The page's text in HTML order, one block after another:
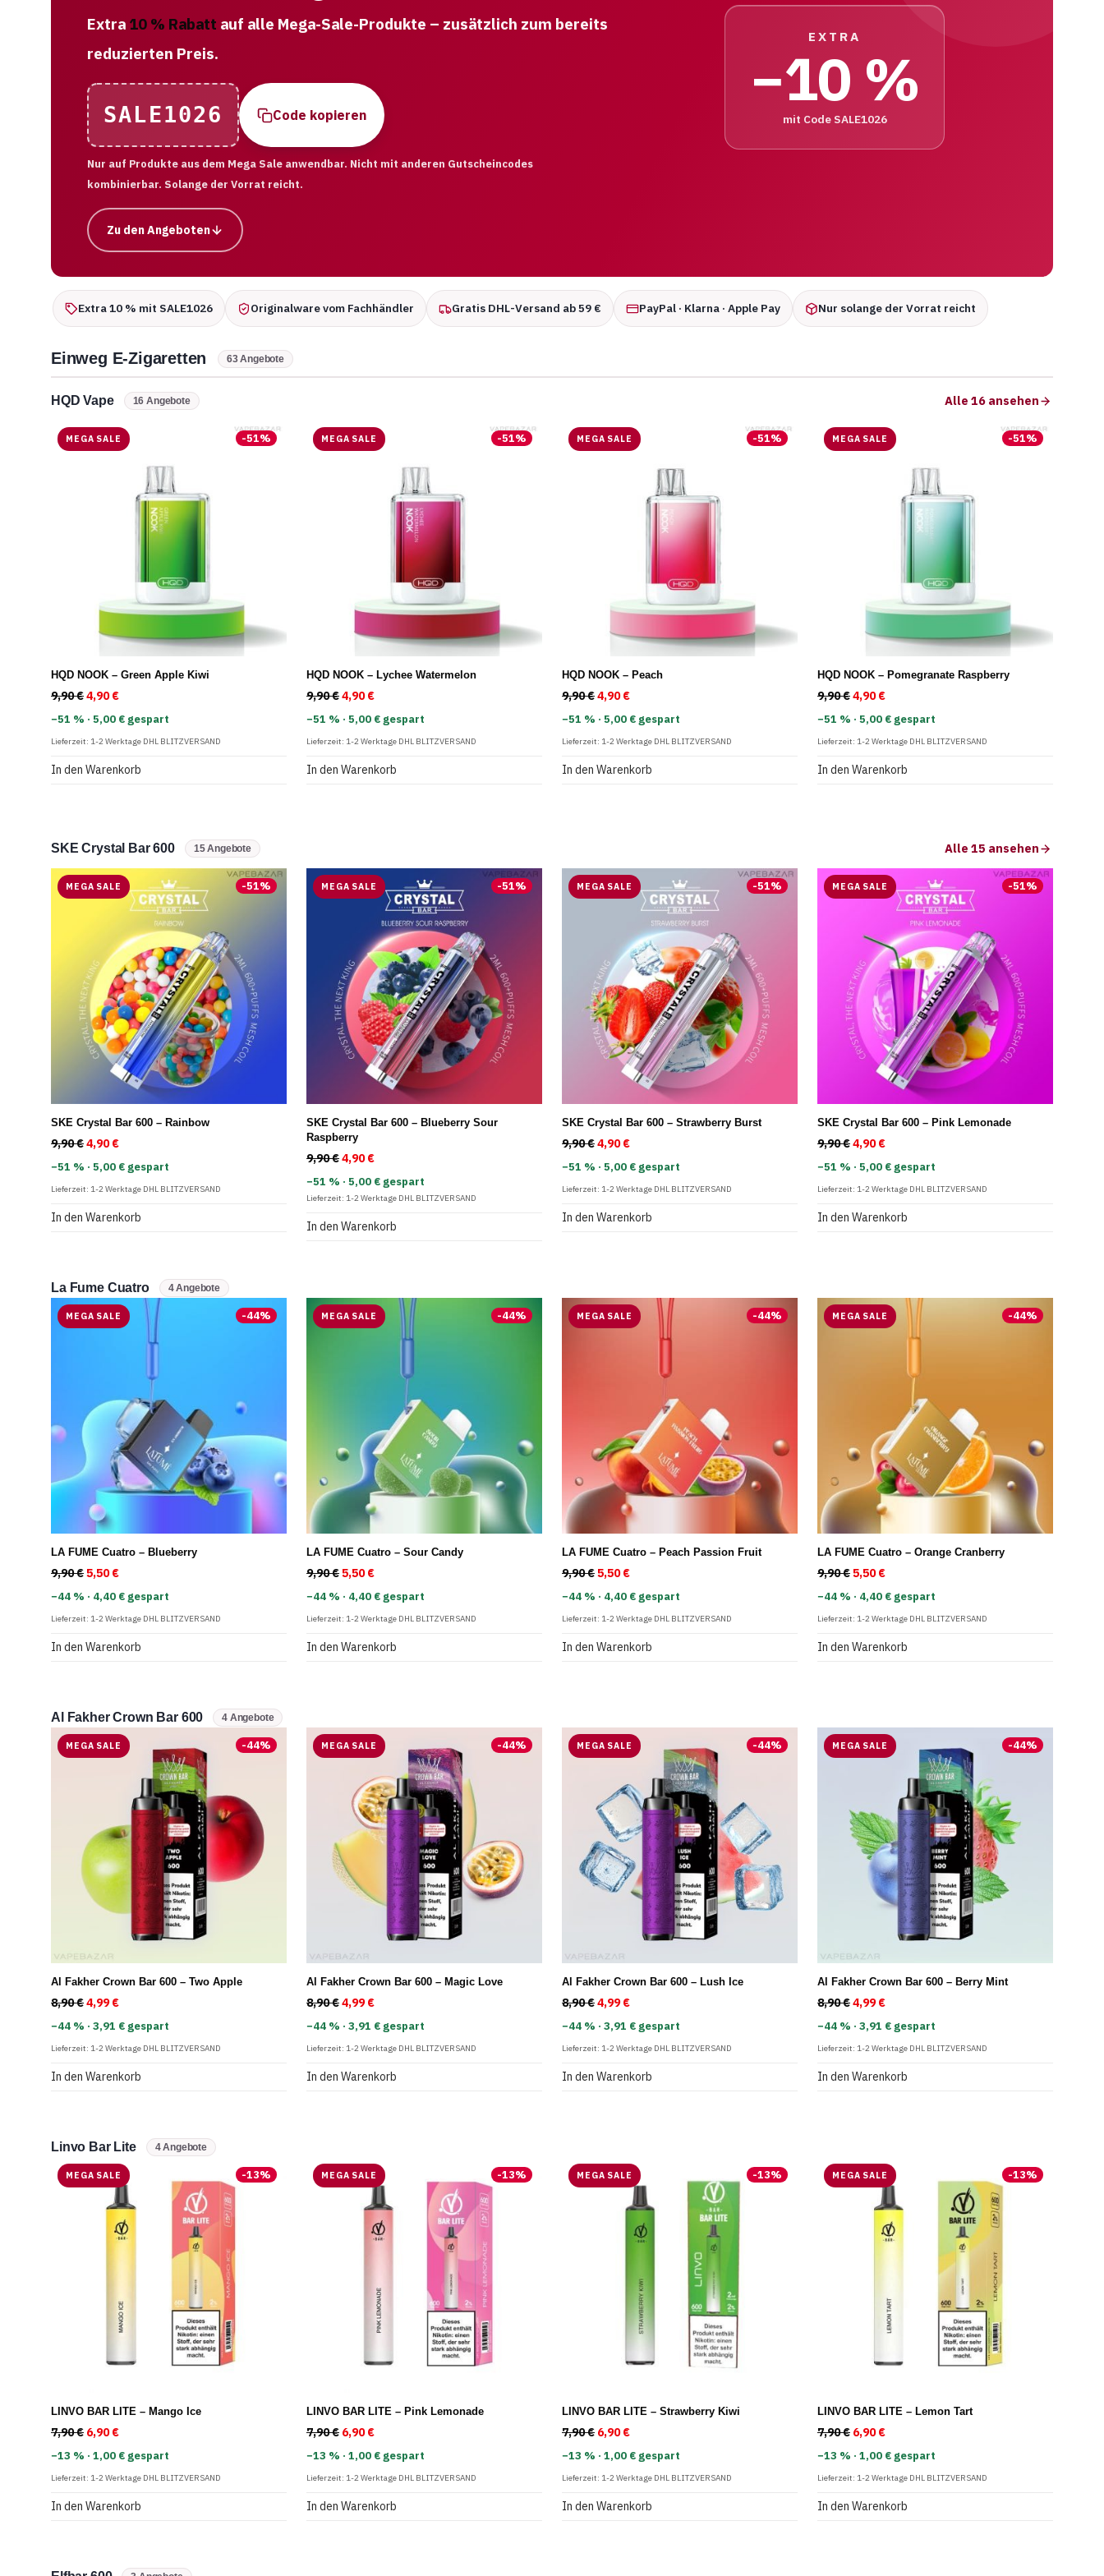
Extra 10 % Rabatt auf alle Mega-Sale-Produkte – zusätzlich zum bereits
reduzierten Preis.
SALE1026 Code kopieren
Nur auf Produkte aus dem Mega Sale anwendbar. Nicht mit anderen Gutscheincodes
kombinierbar. Solange der Vorrat reicht.
Zu den Angeboten
EXTRA
−10 %
mit Code SALE1026
Extra 10 % mit SALE1026 Originalware vom Fachhändler Gratis DHL-Versand ab 59 € PayPal · Klarna · Apple Pay Nur solange der Vorrat reicht
Einweg E-Zigaretten 63 Angebote
HQD Vape 16 Angebote Alle 16 ansehen
MEGA SALE -51%
HQD NOOK – Green Apple Kiwi
9,90€Ursprünglicher Preis war: 9,90 €
4,90€
−51 % · 5,00 € gespart
Lieferzeit: 1-2 Werktage DHL BLITZVERSAND
In den Warenkorb
MEGA SALE -51%
HQD NOOK – Lychee Watermelon
9,90€Ursprünglicher Preis war: 9,90 €
4,90€
−51 % · 5,00 € gespart
Lieferzeit: 1-2 Werktage DHL BLITZVERSAND
In den Warenkorb
MEGA SALE -51%
HQD NOOK – Peach
9,90€Ursprünglicher Preis war: 9,90 €
4,90€
−51 % · 5,00 € gespart
Lieferzeit: 1-2 Werktage DHL BLITZVERSAND
In den Warenkorb
MEGA SALE -51%
HQD NOOK – Pomegranate Raspberry
9,90€Ursprünglicher Preis war: 9,90 €
4,90€
−51 % · 5,00 € gespart
Lieferzeit: 1-2 Werktage DHL BLITZVERSAND
In den Warenkorb
SKE Crystal Bar 600 15 Angebote Alle 15 ansehen
MEGA SALE -51%
SKE Crystal Bar 600 – Rainbow
9,90€Ursprünglicher Preis war: 9,90 €
4,90€
−51 % · 5,00 € gespart
Lieferzeit: 1-2 Werktage DHL BLITZVERSAND
In den Warenkorb
MEGA SALE -51%
SKE Crystal Bar 600 – Blueberry Sour
Raspberry
9,90€Ursprünglicher Preis war: 9,90 €
4,90€
−51 % · 5,00 € gespart
Lieferzeit: 1-2 Werktage DHL BLITZVERSAND
In den Warenkorb
MEGA SALE -51%
SKE Crystal Bar 600 – Strawberry Burst
9,90€Ursprünglicher Preis war: 9,90 €
4,90€
−51 % · 5,00 € gespart
Lieferzeit: 1-2 Werktage DHL BLITZVERSAND
In den Warenkorb
MEGA SALE -51%
SKE Crystal Bar 600 – Pink Lemonade
9,90€Ursprünglicher Preis war: 9,90 €
4,90€
−51 % · 5,00 € gespart
Lieferzeit: 1-2 Werktage DHL BLITZVERSAND
In den Warenkorb
La Fume Cuatro 4 Angebote
MEGA SALE -44%
LA FUME Cuatro – Blueberry
9,90€Ursprünglicher Preis war: 9,90 €
5,50€
−44 % · 4,40 € gespart
Lieferzeit: 1-2 Werktage DHL BLITZVERSAND
In den Warenkorb
MEGA SALE -44%
LA FUME Cuatro – Sour Candy
9,90€Ursprünglicher Preis war: 9,90 €
5,50€
−44 % · 4,40 € gespart
Lieferzeit: 1-2 Werktage DHL BLITZVERSAND
In den Warenkorb
MEGA SALE -44%
LA FUME Cuatro – Peach Passion Fruit
9,90€Ursprünglicher Preis war: 9,90 €
5,50€
−44 % · 4,40 € gespart
Lieferzeit: 1-2 Werktage DHL BLITZVERSAND
In den Warenkorb
MEGA SALE -44%
LA FUME Cuatro – Orange Cranberry
9,90€Ursprünglicher Preis war: 9,90 €
5,50€
−44 % · 4,40 € gespart
Lieferzeit: 1-2 Werktage DHL BLITZVERSAND
In den Warenkorb
Al Fakher Crown Bar 600 4 Angebote
MEGA SALE -44%
Al Fakher Crown Bar 600 – Two Apple
8,90€Ursprünglicher Preis war: 8,90 €
4,99€
−44 % · 3,91 € gespart
Lieferzeit: 1-2 Werktage DHL BLITZVERSAND
In den Warenkorb
MEGA SALE -44%
Al Fakher Crown Bar 600 – Magic Love
8,90€Ursprünglicher Preis war: 8,90 €
4,99€
−44 % · 3,91 € gespart
Lieferzeit: 1-2 Werktage DHL BLITZVERSAND
In den Warenkorb
MEGA SALE -44%
Al Fakher Crown Bar 600 – Lush Ice
8,90€Ursprünglicher Preis war: 8,90 €
4,99€
−44 % · 3,91 € gespart
Lieferzeit: 1-2 Werktage DHL BLITZVERSAND
In den Warenkorb
MEGA SALE -44%
Al Fakher Crown Bar 600 – Berry Mint
8,90€Ursprünglicher Preis war: 8,90 €
4,99€
−44 % · 3,91 € gespart
Lieferzeit: 1-2 Werktage DHL BLITZVERSAND
In den Warenkorb
Linvo Bar Lite 4 Angebote
MEGA SALE -13%
LINVO BAR LITE – Mango Ice
7,90€ Ursprünglicher Preis war: 7,90 €
6,90€
−13 % · 1,00 € gespart
Lieferzeit: 1-2 Werktage DHL BLITZVERSAND
In den Warenkorb
MEGA SALE -13%
LINVO BAR LITE – Pink Lemonade
7,90€ Ursprünglicher Preis war: 7,90 €
6,90€
−13 % · 1,00 € gespart
Lieferzeit: 1-2 Werktage DHL BLITZVERSAND
In den Warenkorb
MEGA SALE -13%
LINVO BAR LITE – Strawberry Kiwi
7,90€ Ursprünglicher Preis war: 7,90 €
6,90€
−13 % · 1,00 € gespart
Lieferzeit: 1-2 Werktage DHL BLITZVERSAND
In den Warenkorb
MEGA SALE -13%
LINVO BAR LITE – Lemon Tart
7,90€ Ursprünglicher Preis war: 7,90 €
6,90€
−13 % · 1,00 € gespart
Lieferzeit: 1-2 Werktage DHL BLITZVERSAND
In den Warenkorb